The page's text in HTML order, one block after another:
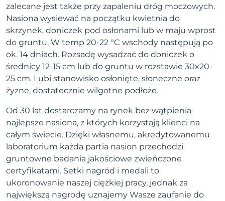
zalecane jest także przy zapaleniu dróg moczowych.
Nasiona wysiewać na początku kwietnia do
skrzynek, doniczek pod osłonami lub w maju wprost
do gruntu. W temp 20-22 °C wschody następują po
ok. 14 dniach. Rozsadę wysadzać do doniczek o
średnicy 12-15 cm lub do gruntu w rozstawie 30x20-
25 cm. Lubi stanowisko osłonięte, słoneczne oraz
żyzne, dostatecznie wilgotne podłoże.
Od 30 lat dostarczamy na rynek bez wątpienia
najlepsze nasiona, z których korzystają klienci na
całym świecie. Dzięki własnemu, akredytowanemu
laboratorium każda partia nasion przechodzi
gruntowne badania jakościowe zwieńczone
certyfikatami. Setki nagród i medali to
ukoronowanie naszej ciężkiej pracy, jednak za
największą nagrodę uznajemy Wasze zaufanie do